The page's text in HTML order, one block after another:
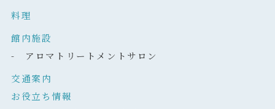
料理
館内施設
- アロマトリートメントサロン
交通案内
お役立ち情報